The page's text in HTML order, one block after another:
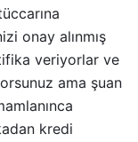
onay alınmış
veriyorlar ve
ama şuan
kredi